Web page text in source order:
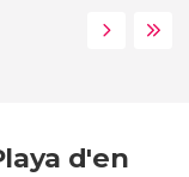
d'en